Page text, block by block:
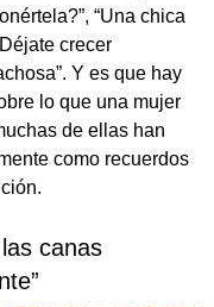
“Una chica
crecer
Y es que hay
lo que una mujer
de ellas han
como recuerdos
canas